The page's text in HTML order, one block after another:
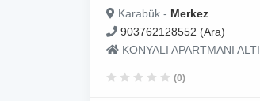
Karabük - Merkez
903762128552 (Ara)
KONYALI APARTMANI ALTI
(0)